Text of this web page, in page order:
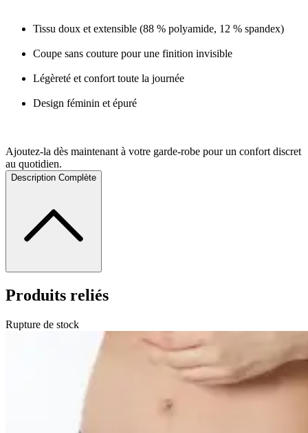
Tissu doux et extensible (88 % polyamide, 12 % spandex)
Coupe sans couture pour une finition invisible
Légèreté et confort toute la journée
Design féminin et épuré
Ajoutez-la dès maintenant à votre garde-robe pour un confort discret
au quotidien.
Description Complète
Produits reliés
Rupture de stock